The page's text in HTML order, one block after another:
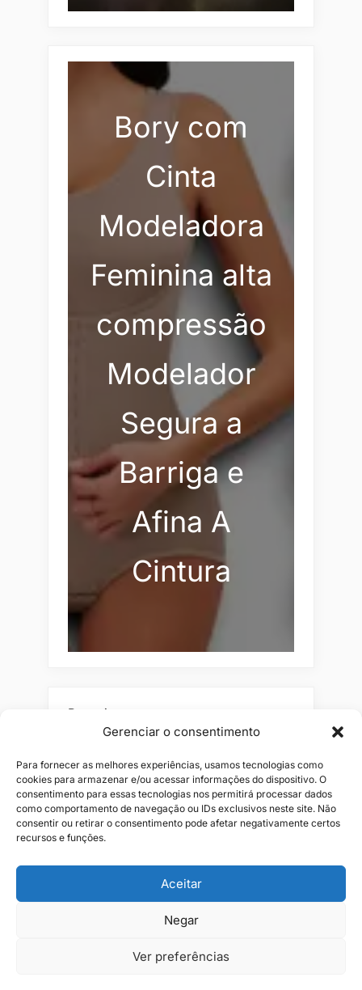
Gerenciar o consentimento
Para fornecer as melhores experiências, usamos tecnologias como
cookies para armazenar e/ou acessar informações do dispositivo. O
consentimento para essas tecnologias nos permitirá processar dados
como comportamento de navegação ou IDs exclusivos neste site. Não
consentir ou retirar o consentimento pode afetar negativamente certos
recursos e funções.
Aceitar
Negar
Ver preferências
Bory com
Cinta
Modeladora
Feminina alta
compressão
Modelador
Segura a
Barriga e
Afina A
Cintura
Pesquisar
Combos
Jeans Kits Masculino